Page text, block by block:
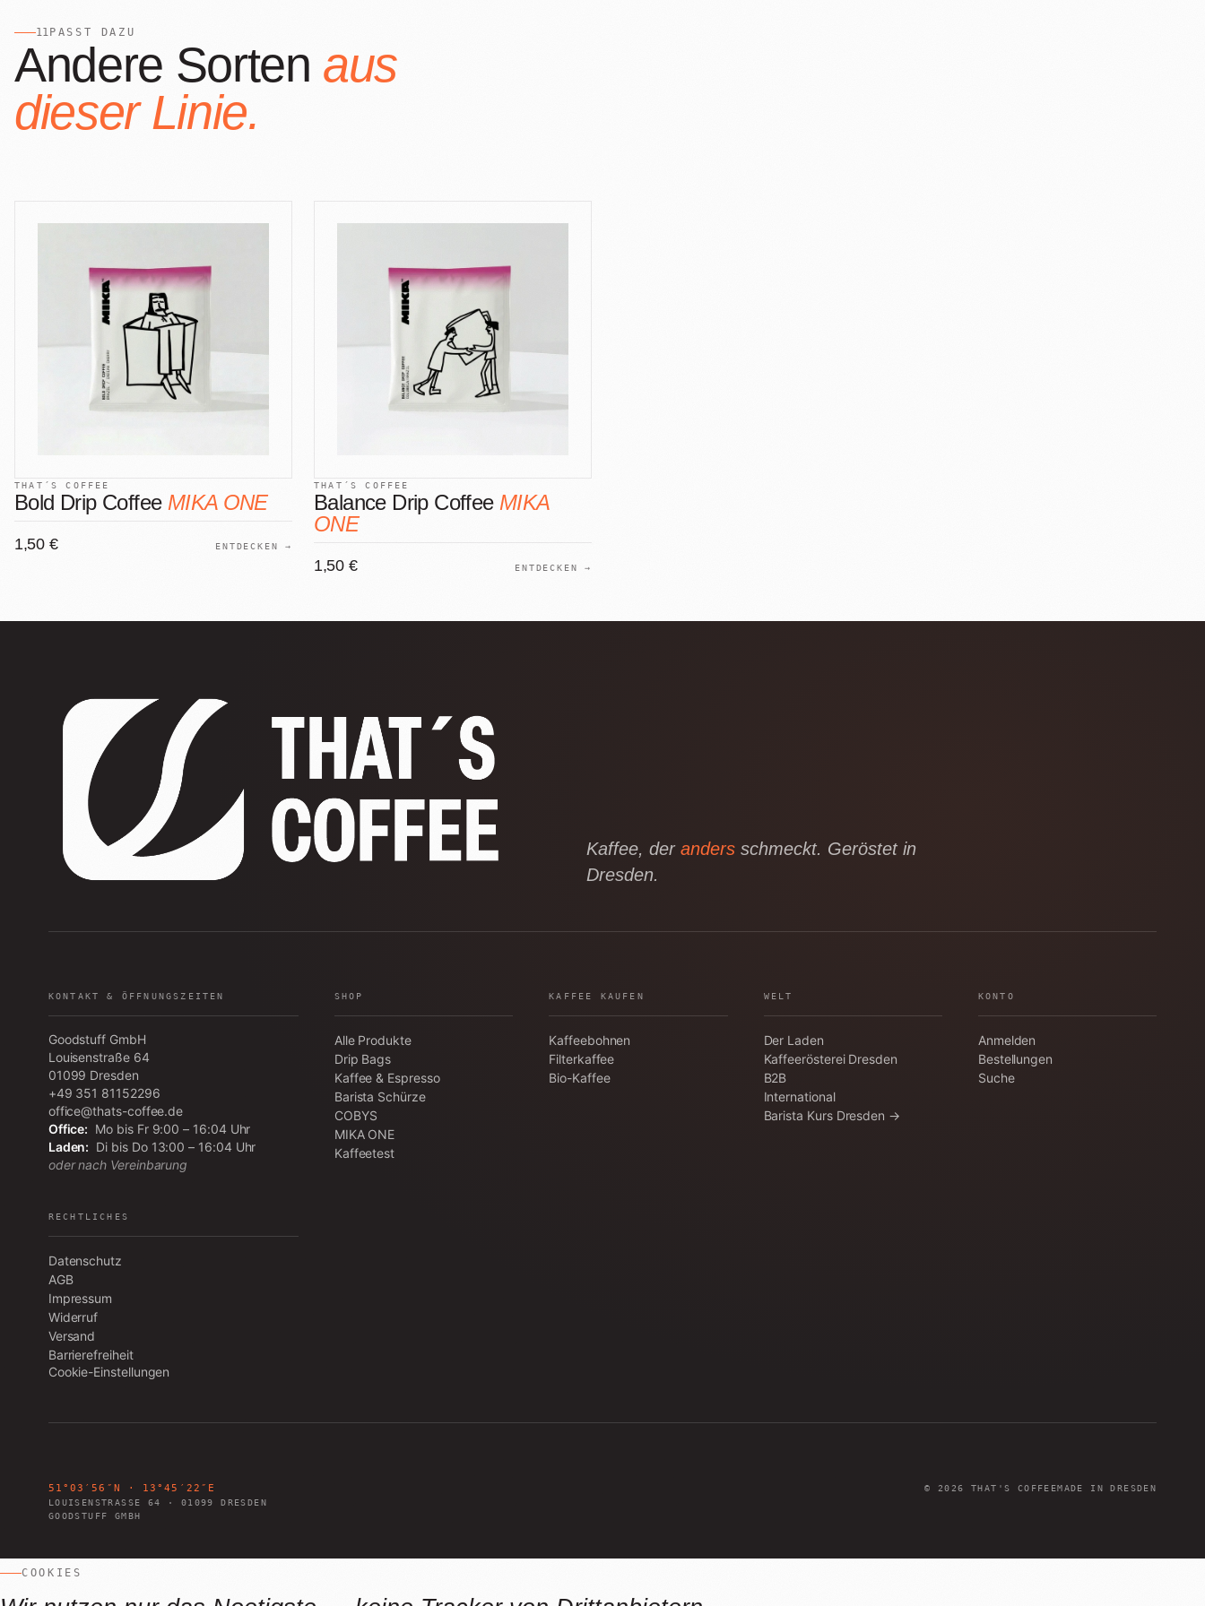
Louisenstraße 64 · Dresden
11 PASST DAZU
Andere Sorten aus
dieser Linie.
THAT´S COFFEE
Bold Drip Coffee MIKA ONE
1,50 € ENTDECKEN →
THAT´S COFFEE
Balance Drip Coffee MIKA
ONE
1,50 € ENTDECKEN →
Kaffee, der andersschmeckt. Geröstet in
Dresden.
KONTAKT & ÖFFNUNGSZEITEN
Goodstuff GmbH
Louisenstraße 64
01099 Dresden
+49 351 81152296
office@thats-coffee.de
Office: Mo bis Fr 9:00 – 16:04 Uhr
Laden: Di bis Do 13:00 – 16:04 Uhr
oder nach Vereinbarung
SHOP
Alle Produkte
Drip Bags
Kaffee & Espresso
Barista Schürze
COBYS
MIKA ONE
Kaffeetest
KAFFEE KAUFEN
Kaffeebohnen
Filterkaffee
Bio-Kaffee
WELT
Der Laden
Kaffeerösterei Dresden
B2B
International
Barista Kurs Dresden →
KONTO
Anmelden
Bestellungen
Suche
RECHTLICHES
Datenschutz
AGB
Impressum
Widerruf
Versand
Barrierefreiheit
Cookie-Einstellungen
51°03′56″N · 13°45′22″E
LOUISENSTRASSE 64 · 01099
DRESDEN
GOODSTUFF GMBH
© 2026 THAT'S COFFEEMADE IN DRESDEN
COOKIES